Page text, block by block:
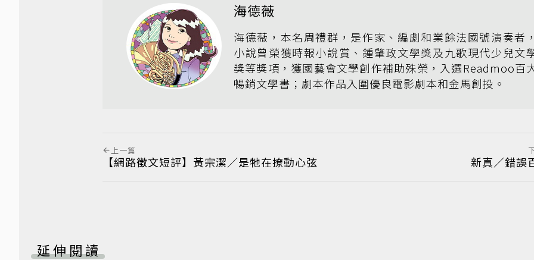
海德薇
海德薇，本名周禮群，是作家、編劇和業餘法國號演奏者
小說曾榮獲時報小說賞、鍾肇政文學獎及九歌現代少兒文
獎等獎項，獲國藝會文學創作補助殊榮，入選Readmoo百
暢銷文學書；劇本作品入圍優良電影劇本和金馬創投。
上一篇
【網路徵文短評】黃宗潔／是牠在撩動心弦 新真／錯誤
延伸閱讀